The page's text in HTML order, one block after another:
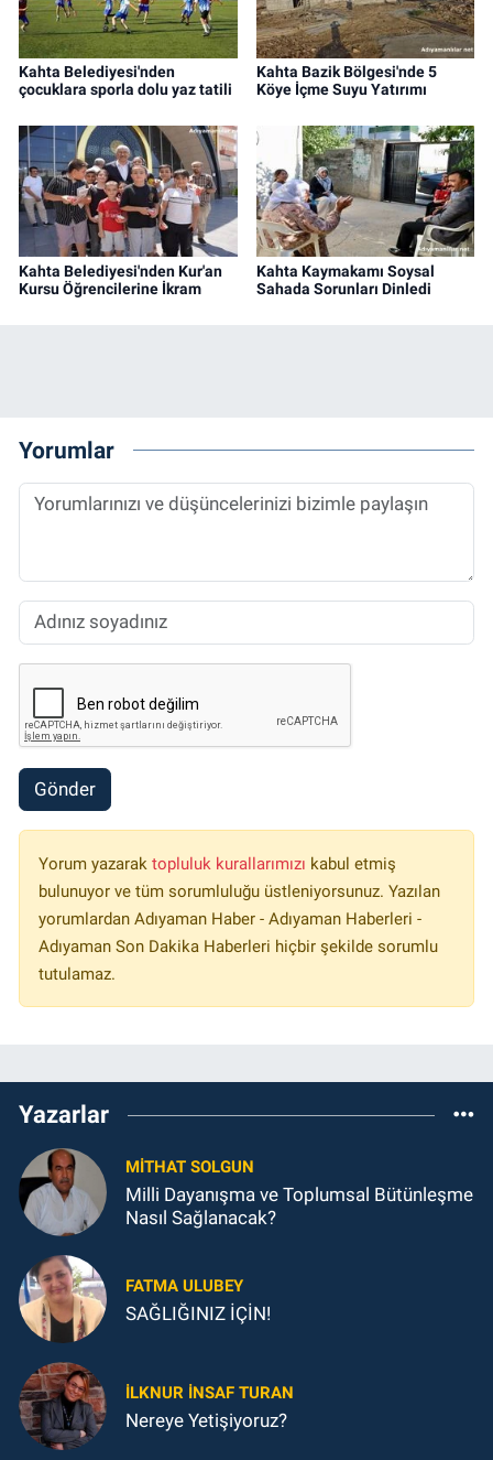
Kahta Belediyesi'nden
çocuklara sporla dolu yaz tatili
Kahta Bazik Bölgesi'nde 5
Köye İçme Suyu Yatırımı
Kahta Belediyesi'nden Kur'an
Kursu Öğrencilerine İkram
Kahta Kaymakamı Soysal
Sahada Sorunları Dinledi
Yorumlar
Gönder
Yorum yazarak topluluk kurallarımızı kabul etmiş
bulunuyor ve tüm sorumluluğu üstleniyorsunuz. Yazılan
yorumlardan Adıyaman Haber - Adıyaman Haberleri -
Adıyaman Son Dakika Haberleri hiçbir şekilde sorumlu
tutulamaz.
Yazarlar
MITHAT SOLGUN
Milli Dayanışma ve Toplumsal Bütünleşme
Nasıl Sağlanacak?
FATMA ULUBEY
SAĞLIĞINIZ İÇİN!
İLKNUR İNSAF TURAN
Nereye Yetişiyoruz?